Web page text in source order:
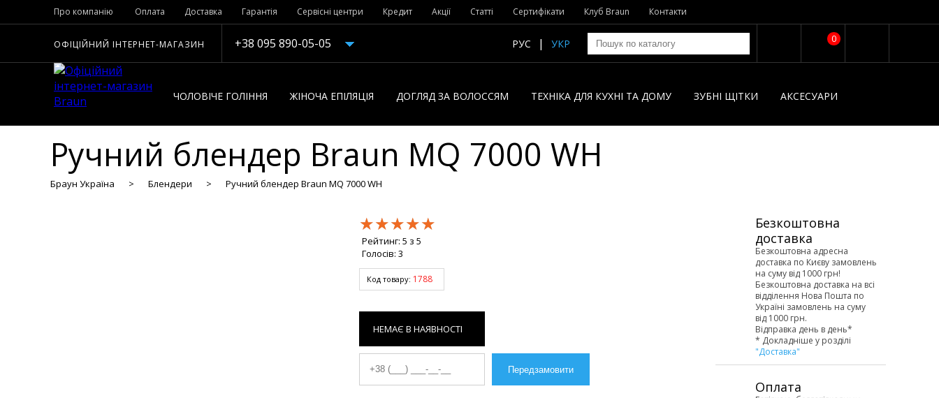
Про компанію Оплата Доставка Гарантія Сервісні центри Кредит Акції Статті Сертифікати Клуб Braun Контакти
ОФІЦІЙНИЙ ІНТЕРНЕТ-МАГАЗИН +38 095 890-05-05 0
РУС УКР
ЧОЛОВІЧЕ ГОЛІННЯ ЖІНОЧА ЕПІЛЯЦІЯ ДОГЛЯД ЗА ВОЛОССЯМ ТЕХНІКА ДЛЯ КУХНІ ТА ДОМУ ЗУБНІ ЩІТКИ AКСЕСУАРИ
Ручний блендер Braun MQ 7000 WH
Браун Україна Блендери Ручний блендер Braun MQ 7000 WH
★★★★★
★★★★★
★★★★★
Рейтинг: 5 з 5
Голосів: 3
Код товару: 1788
НЕМАЄ В НАЯВНОСТІ
Безкоштовна
доставка
Безкоштовна адресна
доставка по Києву замовлень
на суму від 1000 грн!
Безкоштовна доставка на всі
відділення Нова Пошта по
Україні замовлень на суму
від 1000 грн.
Відправка день в день*
* Докладніше у розділі
"Доставка"
Оплата